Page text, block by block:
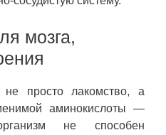
мозга,
просто лакомство, а
аминокислоты —
не способен